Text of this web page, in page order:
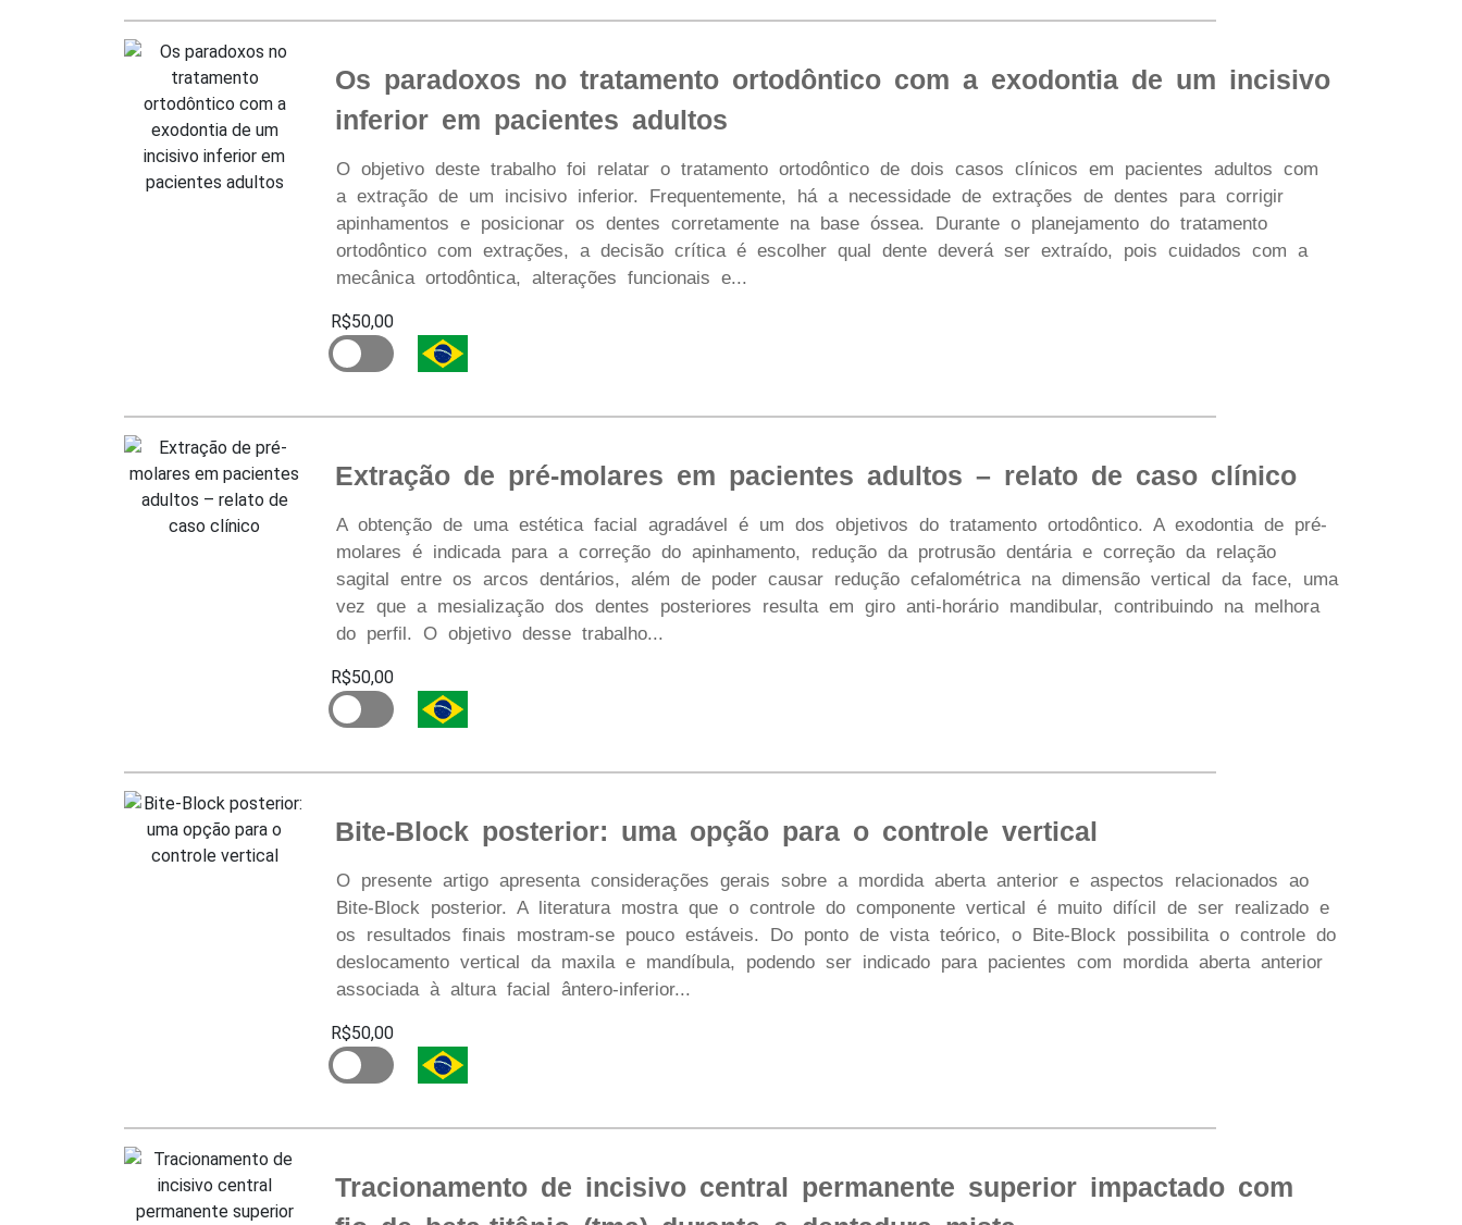
Os paradoxos no tratamento ortodôntico com a exodontia de um incisivo
inferior em pacientes adultos
O objetivo deste trabalho foi relatar o tratamento ortodôntico de dois casos clínicos em pacientes adultos com
a extração de um incisivo inferior. Frequentemente, há a necessidade de extrações de dentes para corrigir
apinhamentos e posicionar os dentes corretamente na base óssea. Durante o planejamento do tratamento
ortodôntico com extrações, a decisão crítica é escolher qual dente deverá ser extraído, pois cuidados com a
mecânica ortodôntica, alterações funcionais e...
R$50,00
Extração de pré-molares em pacientes adultos – relato de caso clínico
A obtenção de uma estética facial agradável é um dos objetivos do tratamento ortodôntico. A exodontia de pré-
molares é indicada para a correção do apinhamento, redução da protrusão dentária e correção da relação
sagital entre os arcos dentários, além de poder causar redução cefalométrica na dimensão vertical da face, uma
vez que a mesialização dos dentes posteriores resulta em giro anti-horário mandibular, contribuindo na melhora
do perfil. O objetivo desse trabalho...
R$50,00
Bite-Block posterior: uma opção para o controle vertical
O presente artigo apresenta considerações gerais sobre a mordida aberta anterior e aspectos relacionados ao
Bite-Block posterior. A literatura mostra que o controle do componente vertical é muito difícil de ser realizado e
os resultados finais mostram-se pouco estáveis. Do ponto de vista teórico, o Bite-Block possibilita o controle do
deslocamento vertical da maxila e mandíbula, podendo ser indicado para pacientes com mordida aberta anterior
associada à altura facial ântero-inferior...
R$50,00
Tracionamento de incisivo central permanente superior impactado com